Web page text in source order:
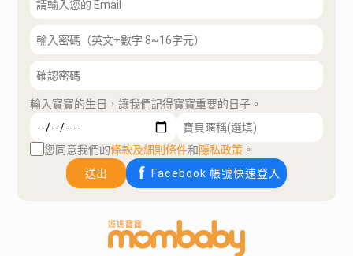
輸入寶寶的生日，讓我們記得寶寶重要的日子。
您同意我們的條款及細則條件和隱私政策 。
送出
Facebook 帳號快速登入